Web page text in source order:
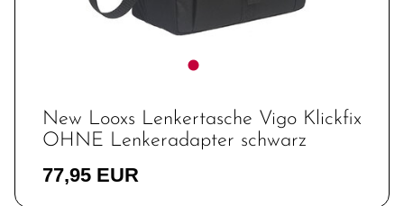
New Looxs Lenkertasche Vigo Klickfix
OHNE Lenkeradapter schwarz
77,95 EUR